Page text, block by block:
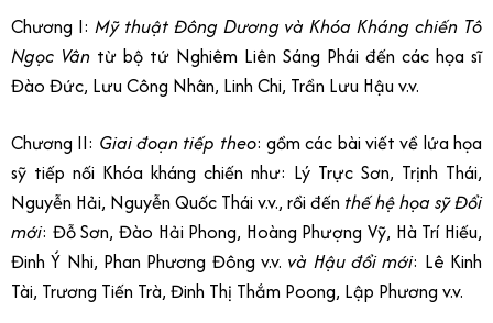
Chương I: Mỹ thuật Đông Dương và Khóa Kháng chiến Tô
Ngọc Vân từ bộ tứ Nghiêm Liên Sáng Phái đến các họa sĩ
Đào Đức, Lưu Công Nhân, Linh Chi, Trần Lưu Hậu v.v.
Chương II: Giai đoạn tiếp theo: gồm các bài viết về lứa họa
sỹ tiếp nối Khóa kháng chiến như: Lý Trực Sơn, Trịnh Thái,
Nguyễn Hải, Nguyễn Quốc Thái v.v., rồi đến thế hệ họa sỹ Đổi
mới: Đỗ Sơn, Đào Hải Phong, Hoàng Phượng Vỹ, Hà Trí Hiếu,
Đinh Ý Nhi, Phan Phương Đông v.v. và Hậu đổi mới: Lê Kinh
Tài, Trương Tiến Trà, Đinh Thị Thắm Poong, Lập Phương v.v.